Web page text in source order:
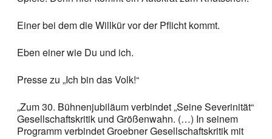
Einer bei dem die Willkür vor der Pflicht kommt.
Eben einer wie Du und ich.
Presse zu „Ich bin das Volk!“
„Zum 30. Bühnenjubiläum verbindet „Seine Severinität“
Gesellschaftskritik und Größenwahn. (…) In seinem
Programm verbindet Groebner Gesellschaftskritik mit